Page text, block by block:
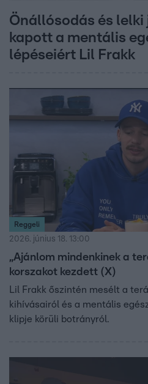
Önállósodás és
kapott a mentális
lépéseiért Lil Frakk
Reggeli
2026. június 18. 13:00
„Ajánlom mindenkinek a
korszakot kezdett (X)
Lil Frakk őszintén mesélt a
kihívásairól és a mentális
klipje körüli botrányról.